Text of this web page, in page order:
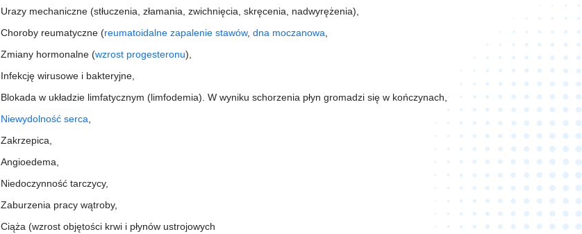
Urazy mechaniczne (stłuczenia, złamania, zwichnięcia, skręcenia, nadwyrężenia),
Choroby reumatyczne (reumatoidalne zapalenie stawów, dna moczanowa
Zmiany hormonalne (wzrost progesteronu),
Infekcję wirusowe i bakteryjne,
Blokada w układzie limfatycznym (limfodemia). W wyniku schorzenia płyn gromadzi się w kończynach,
Niewydolność serca
Zakrzepica,
Angioedema,
Niedoczynność tarczycy,
Zaburzenia pracy wątroby,
Ciąża (wzrost objętości krwi i płynów ustrojowych